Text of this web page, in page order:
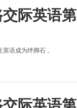
际英语
语成为绊脚石 。